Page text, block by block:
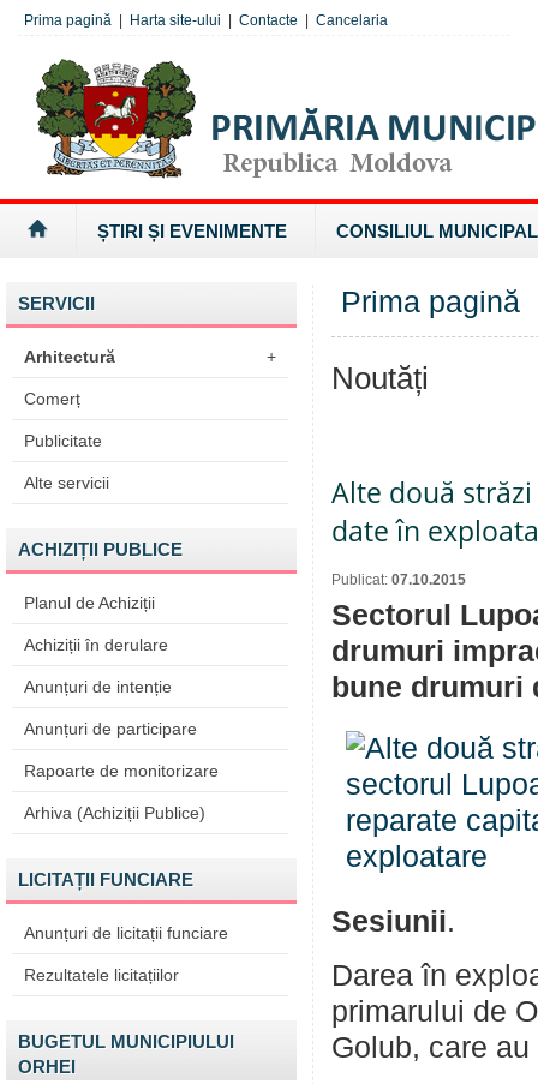
Prima pagină Harta site-ului Contacte Cancelaria
ȘTIRI ȘI EVENIMENTE CONSILIUL MUNICIPAL
SERVICII
Arhitectură +
Comerț
Publicitate
Alte servicii
ACHIZIȚII PUBLICE
Planul de Achiziții
Achiziții în derulare
Anunțuri de intenție
Anunțuri de participare
Rapoarte de monitorizare
Arhiva (Achiziții Publice)
LICITAȚII FUNCIARE
Anunțuri de licitații funciare
Rezultatele licitațiilor
BUGETUL MUNICIPIULUI
ORHEI
Prima pagină
Noutăți
Alte două
date în
Publicat: 07.10.2015
Sectorul
drumuri
bune drumuri
Sesiunii.
Darea în
primarului de
Golub, care